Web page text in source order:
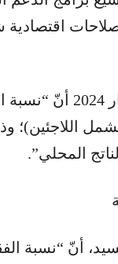
اقتصادية
وتأكيدًا على ما ذكرته، كشف تقرير البنك
قد بلغت 33% عام 2022 (بنسبة إجمالية
المحلي”.
أنّ “نسبة